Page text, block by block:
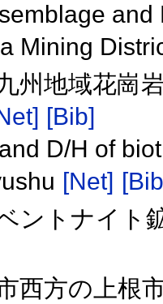
Mining
州地域花崗
[Bib]
D/H of
[Net]
ントナイト
西方の上根